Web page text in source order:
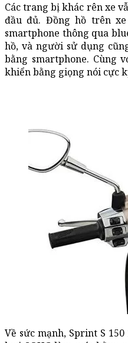
Các trang bị khác rên xe
đầu đủ. Đồng hồ trên
smartphone thông qua
hồ, và người sử dụng
bằng smartphone. Cùng
khiển bằng giọng nói cực
Về sức mạnh, Sprint S